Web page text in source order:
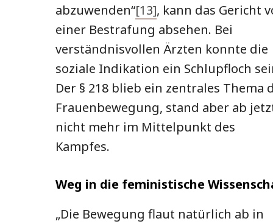
abzuwenden“[13], kann das Gericht
einer Bestrafung absehen. Bei
verständnisvollen Ärzten konnte die
soziale Indikation ein Schlupfloch
Der § 218 blieb ein zentrales Thema
Frauenbewegung, stand aber ab
nicht mehr im Mittelpunkt des
Kampfes.
Weg in die feministische
„Die Bewegung flaut natürlich ab in